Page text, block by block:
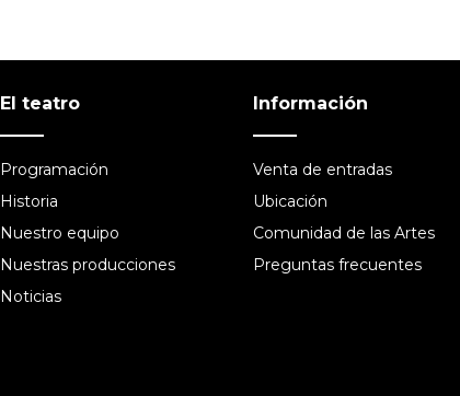
El teatro
Programación
Historia
Nuestro equipo
Nuestras producciones
Noticias
Información
Venta de entradas
Ubicación
Comunidad de las Artes
Preguntas frecuentes